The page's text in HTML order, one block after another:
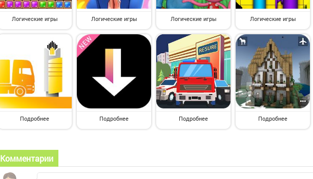
Логические игры Логические игры Логические игры Логические игры
Подробнее Подробнее Подробнее Подробнее
Комментарии